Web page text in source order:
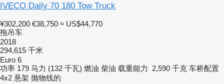
IVECO Daily 70 180 Tow Truck
¥302,200 €38,750 ≈ US$44,770
拖吊车
2018
294,615 千米
Euro 6
功率 179 马力 (132 千瓦) 燃油 柴油 载重能力 2,590 千克 车桥配置
4x2 悬架 抛物线的